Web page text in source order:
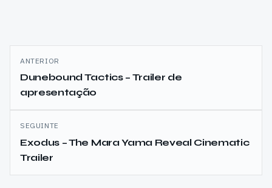
Navegação
de
artigos
ANTERIOR
Dunebound Tactics – Trailer de
apresentação
SEGUINTE
Exodus – The Mara Yama Reveal Cinematic
Trailer